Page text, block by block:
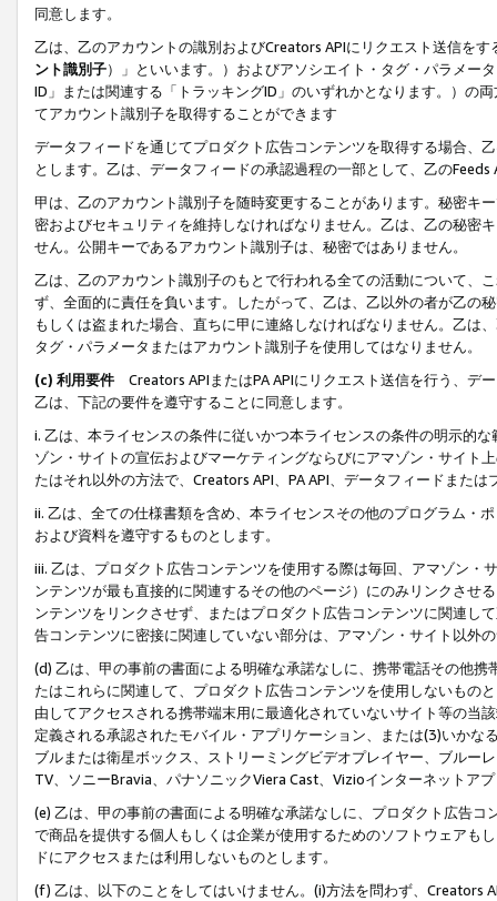
同意します。
乙は、乙のアカウントの識別およびCreators APIにリクエスト送信を
ント識別子）」といいます。）およびアソシエイト・タグ・パラメー
ID」または関連する「トラッキングID」のいずれかとなります。）の
てアカウント識別子を取得することができます
データフィードを通じてプロダクト広告コンテンツを取得する場合、
とします。乙は、データフィードの承認過程の一部として、乙の
甲は、乙のアカウント識別子を随時変更することがあります。秘密キ
密およびセキュリティを維持しなければなりません。乙は、乙の秘密
せん。公開キーであるアカウント識別子は、秘密ではありません。
乙は、乙のアカウント識別子のもとで行われる全ての活動について、
ず、全面的に責任を負います。したがって、乙は、乙以外の者が乙の
もしくは盗まれた場合、直ちに甲に連絡しなければなりません。乙は
タグ・パラメータまたはアカウント識別子を使用してはなりません。
(c) 利用要件 Creators APIまたはPA APIにリクエスト送信を行う、デ
乙は、下記の要件を遵守することに同意します。
i. 乙は、本ライセンスの条件に従いかつ本ライセンスの条件の明示的
ゾン・サイトの宣伝およびマーケティングならびにアマゾン・サイト
たはそれ以外の方法で、Creators API、PA API、データフィードまた
ii. 乙は、全ての仕様書類を含め、本ライセンスその他のプログラム・
および資料を遵守するものとします。
iii. 乙は、プロダクト広告コンテンツを使用する際は毎回、アマゾン
ンテンツが最も直接的に関連するその他のページ）にのみリンクさせ
ンテンツをリンクさせず、またはプロダクト広告コンテンツに関連し
告コンテンツに密接に関連していない部分は、アマゾン・サイト以外
(d) 乙は、甲の事前の書面による明確な承諾なしに、携帯電話その他
たはこれらに関連して、プロダクト広告コンテンツを使用しないもの
由してアクセスされる携帯端末用に最適化されていないサイト等の当
定義される承認されたモバイル・アプリケーション、または(3)いか
ブルまたは衛星ボックス、ストリーミングビデオプレイヤー、ブルー
TV、ソニーBravia、パナソニックViera Cast、Vizioインターネットア
(e) 乙は、甲の事前の書面による明確な承諾なしに、プロダクト広告
で商品を提供する個人もしくは企業が使用するためのソフトウェアも
ドにアクセスまたは利用しないものとします。
(f) 乙は、以下のことをしてはいけません。(i)方法を問わず、Creators